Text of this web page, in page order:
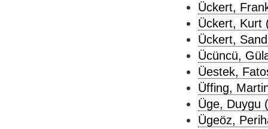
Ückert,
Ückert, Kurt
Ückert,
Ücüncü,
Üestek,
Üffing,
Üge, Duygu
Ügeöz,